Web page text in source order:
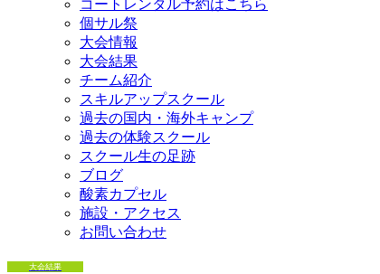
コートレンタル予約はこちら
個サル祭
大会情報
大会結果
チーム紹介
スキルアップスクール
過去の国内・海外キャンプ
過去の体験スクール
スクール生の足跡
ブログ
酸素カプセル
施設・アクセス
お問い合わせ
大会結果